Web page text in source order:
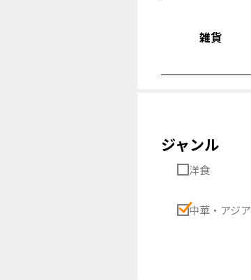
雑貨
ジャンル
洋食
中華・アジア